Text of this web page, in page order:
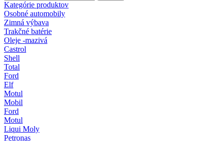
Kategórie produktov
Osobné automobily
Zimná výbava
Trakčné batérie
Oleje -mazivá
Castrol
Shell
Total
Ford
Elf
Motul
Mobil
Ford
Motul
Liqui Moly
Petronas